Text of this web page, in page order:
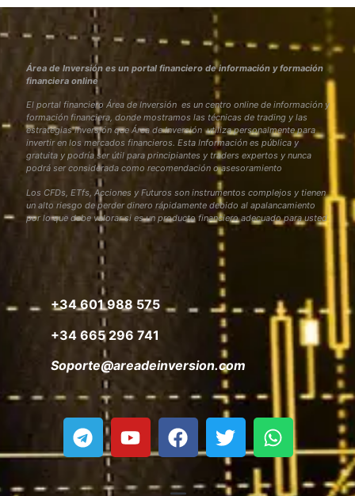
Área de Inversión es un portal financiero de información y formación
financiera online
El portal financiero Área de Inversión es un centro online de información y
formación financiera, donde mostramos las técnicas de trading y las
estrategias inversión que Área de Inversión utiliza personalmente para
invertir en los mercados financieros. Esta Información es pública y
gratuita y podría ser útil para principiantes y traders expertos y nunca
podrá ser considerada como recomendación o asesoramiento
Los CFDs, ETfs, Acciones y Futuros son instrumentos complejos y tienen
un alto riesgo de perder dinero rápidamente debido al apalancamiento
por lo que debe valorar si es un producto financiero adecuado para usted
+34 601 988 575
+34 665 296 741
Soporte@areadeinversion.com